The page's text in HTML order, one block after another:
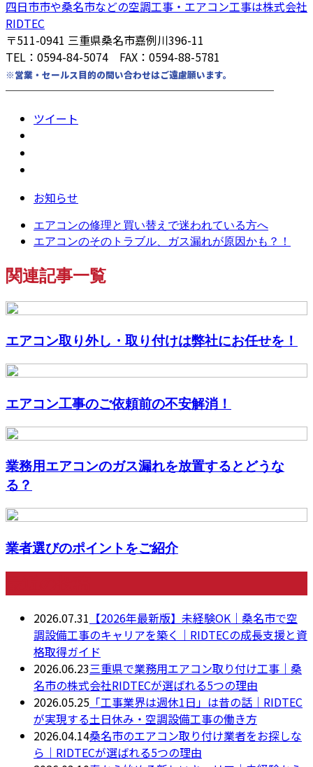
四日市市や桑名市などの空調工事・エアコン工事は株式会社
RIDTEC
〒511-0941 三重県桑名市嘉例川396-11
TEL：0594-84-5074 FAX：0594-88-5781
※営業・セールス目的の問い合わせはご遠慮願います。
────────────────────────
ツイート
お知らせ
エアコンの修理と買い替えで迷われている方へ
エアコンのそのトラブル、ガス漏れが原因かも？！
関連記事一覧
エアコン取り外し・取り付けは弊社にお任せを！
エアコン工事のご依頼前の不安解消！
業務用エアコンのガス漏れを放置するとどうな
る？
業者選びのポイントをご紹介
2026.07.31 【2026年最新版】未経験OK｜桑名市で空
調設備工事のキャリアを築く｜RIDTECの成長支援と資
格取得ガイド
2026.06.23三重県で業務用エアコン取り付け工事｜桑
名市の株式会社RIDTECが選ばれる5つの理由
2026.05.25 「工事業界は週休1日」は昔の話｜RIDTEC
が実現する土日休み・空調設備工事の働き方
2026.04.14桑名市のエアコン取り付け業者をお探しな
ら｜RIDTECが選ばれる5つの理由